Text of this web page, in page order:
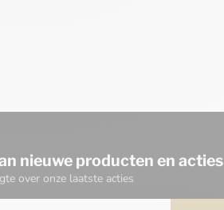
nieuwe producten en acties
over onze laatste acties